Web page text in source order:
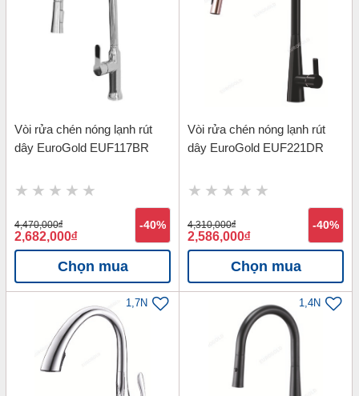
Vòi rửa chén nóng lạnh rút
dây EuroGold EUF117BR
4,470,000đ
2,682,000đ
-40%
Chọn mua
Vòi rửa chén nóng lạnh rút
dây EuroGold EUF221DR
4,310,000đ
2,586,000đ
-40%
Chọn mua
1,7N 1,4N